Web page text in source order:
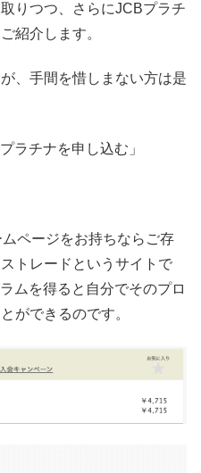
りつつ、さらにJCBプラチ
紹介します。
、手間を惜しまない方は是
ラチナを申し込む」
ページをお持ちならご存
トレードというサイトで
ムを得ると自分でそのプロ
ができるのです。